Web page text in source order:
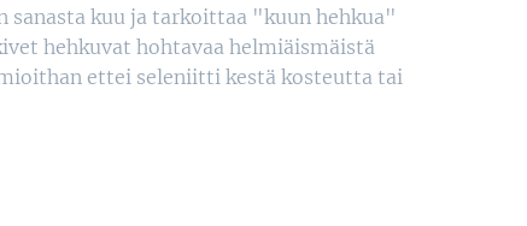
sanasta kuu ja tarkoittaa "kuun hehkua"
hehkuvat hohtavaa helmiäismäistä
ettei seleniitti kestä kosteutta tai